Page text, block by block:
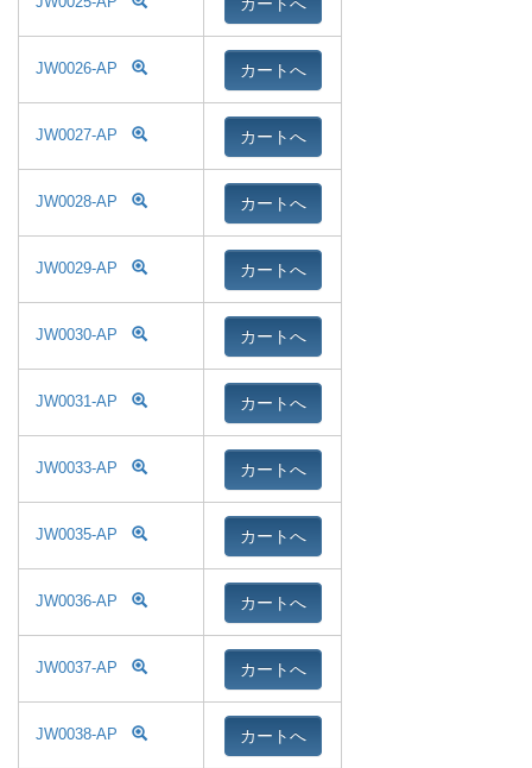
JW0026-AP カートへ
JW0027-AP カートへ
JW0028-AP カートへ
JW0029-AP カートへ
JW0030-AP カートへ
JW0031-AP カートへ
JW0033-AP カートへ
JW0035-AP カートへ
JW0036-AP カートへ
JW0037-AP カートへ
JW0038-AP カートへ